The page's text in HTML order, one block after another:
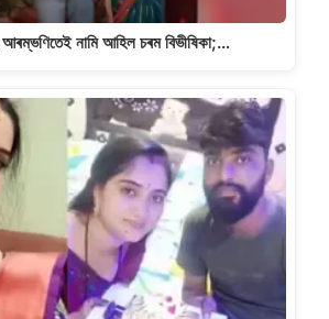
নামি আহিল চৰম বিভীষিকা;…